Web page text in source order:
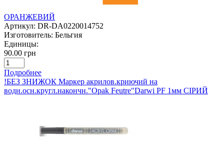
ОРАНЖЕВИЙ
Артикул: DR-DA0220014752
Изготовитель: Бельгия
Единицы:
90.00 грн
Подробнее
!БЕЗ ЗНИЖОК Маркер акрилов.криючий на
водн.осн.кругл.накончн."Opak Feutre"Darwi PF 1мм СІРИЙ